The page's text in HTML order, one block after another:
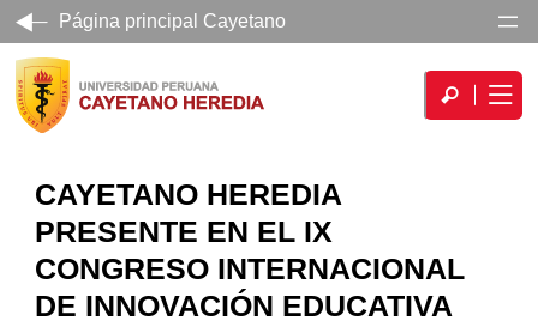
Página principal Cayetano
CAYETANO HEREDIA
PRESENTE EN EL IX
CONGRESO INTERNACIONAL
DE INNOVACIÓN EDUCATIVA